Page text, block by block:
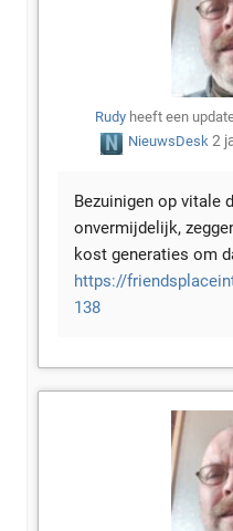
Rudy heeft een
NieuwsDesk 2
Bezuinigen op vitale
onvermijdelijk,
kost generaties om
https://
138